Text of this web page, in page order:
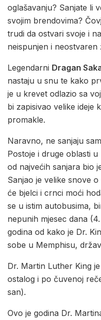
oglašavanju? Sanjate li
svojim brendovima?
trudi da ostvari svoje i
neispunjen i neostvaren
Legendarni Dragan
nastaju u snu te kako
je u krevet odlazio sa
bi zapisivao velike ideje
promakle.
Naravno, ne sanjaju
Postoje i druge oblasti
od najvećih sanjara bio
Sanjao je velike snove
će bjelci i crnci moći
se u istim autobusima,
nepunih mjesec dana
godina od kako je Dr.
sobe u Memphisu,
Dr. Martin Luther King
ostalog i po čuvenoj
san).
Ovo je godina Dr.